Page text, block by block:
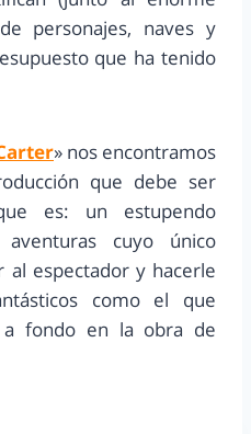
personajes, naves y
que ha tenido
» nos encontramos
que debe ser
es: un estupendo
cuyo único
espectador y hacerle
como el que
a fondo en la obra de